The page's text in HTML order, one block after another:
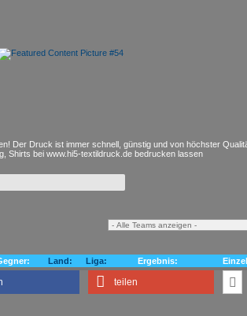
Der Druck ist immer schnell, günstig und von höchster
Shirts bei www.hi5-textildruck.de bedrucken lassen
Land: Liga: Ergebnis:
teilen